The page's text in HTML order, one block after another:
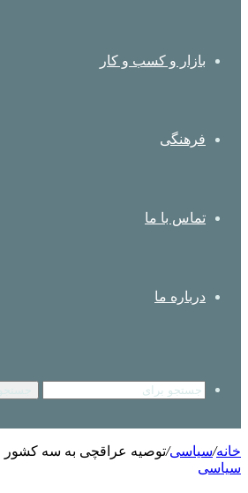
بازار و کسب و کار
فرهنگی
تماس با ما
درباره ما
خانه/سیاسی/توصیه عراقچی به سه کشور
سیاسی